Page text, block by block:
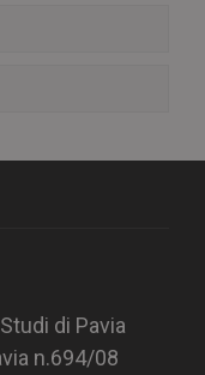
di Pavia
n.694/08